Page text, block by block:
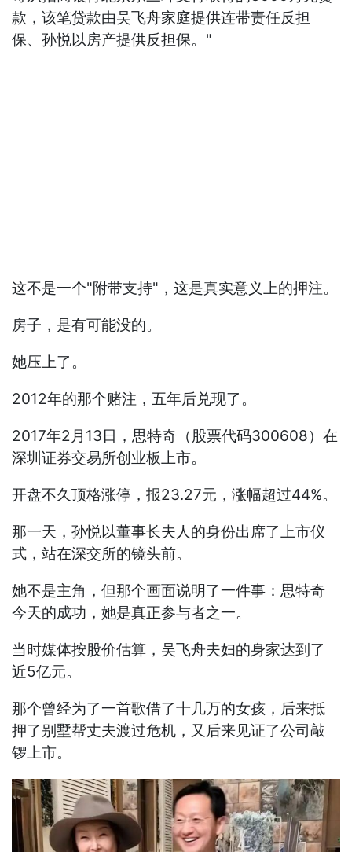
款，该笔贷款由吴飞舟家庭提供连带责任反担
保、孙悦以房产提供反担保。"
这不是一个"附带支持"，这是真实意义上的押注。
房子，是有可能没的。
她压上了。
2012年的那个赌注，五年后兑现了。
2017年2月13日，思特奇（股票代码300608）在
深圳证券交易所创业板上市。
开盘不久顶格涨停，报23.27元，涨幅超过44%。
那一天，孙悦以董事长夫人的身份出席了上市仪
式，站在深交所的镜头前。
她不是主角，但那个画面说明了一件事：思特奇
今天的成功，她是真正参与者之一。
当时媒体按股价估算，吴飞舟夫妇的身家达到了
近5亿元。
那个曾经为了一首歌借了十几万的女孩，后来抵
押了别墅帮丈夫渡过危机，又后来见证了公司敲
锣上市。